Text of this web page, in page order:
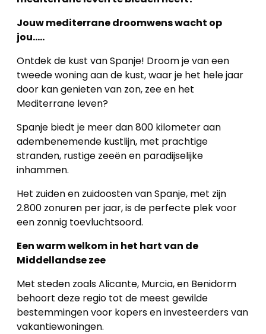
Jouw mediterrane droomwens wacht op
jou.....
Ontdek de kust van Spanje! Droom je van een
tweede woning aan de kust, waar je het hele jaar
door kan genieten van zon, zee en het
Mediterrane leven?
Spanje biedt je meer dan 800 kilometer aan
adembenemende kustlijn, met prachtige
stranden, rustige zeeën en paradijselijke
inhammen.
Het zuiden en zuidoosten van Spanje, met zijn
2.800 zonuren per jaar, is de perfecte plek voor
een zonnig toevluchtsoord.
Een warm welkom in het hart van de
Middellandse zee
Met steden zoals Alicante, Murcia, en Benidorm
behoort deze regio tot de meest gewilde
bestemmingen voor kopers en investeerders van
vakantiewoningen.